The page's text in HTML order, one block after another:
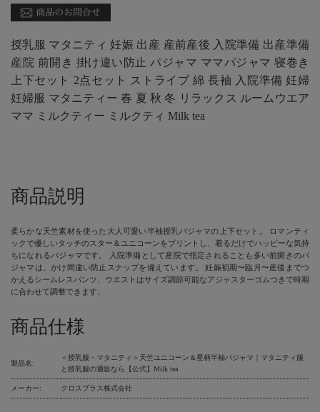
授乳服 マタニティ 妊娠 出産 産前産後 入院準備 出産準備
産院 前開き 掛け違い防止 パジャマ ママパジャマ 寝巻き
上下セット 2点セット ストライプ 綿 長袖 入院準備 妊婦
妊婦服 マタニティー 春 夏 秋 冬 リラックス ルームウエア
ママ ミルクティー ミルクティ Milk tea
商品説明
柔らかな天竺素材を使った大人可愛い半袖授乳パジャマの上下セット。 ロマンティ
ックで優しいタッチのスター＆ユニコーンをプリントし、着るだけでハッピーな気持
ちになれるパジャマです。 入院準備として産院で指定されることも多い前開きのパ
ジャマは、かけ間違い防止スナップを備えています。 妊娠初期〜臨月〜産後までつ
かえるシームレスパンツ、ウエストはサイズ調節可能なアジャスターゴムつきで時期
に合わせて調整できます。
商品仕様
製品名:
＜授乳服・マタニティ＞天竺ユニコーン＆星柄半袖パジャマ｜マタニティ服
と授乳服の通販なら【公式】Milk tea
メーカー: クロスプラス株式会社